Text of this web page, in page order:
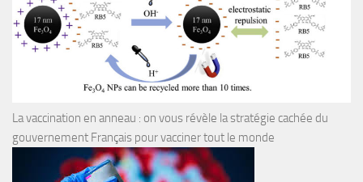
La vaccination en anneau : on vous révèle la stratégie cachée du
gouvernement Français pour vacciner tout le monde